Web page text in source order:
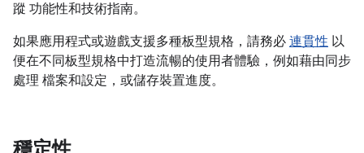
蹤 功能性和技術指南。
如果應用程式或遊戲支援多種板型規格，請務必 連貫性 以
便在不同板型規格中打造流暢的使用者體驗，例如藉由同步
處理 檔案和設定，或儲存裝置進度。